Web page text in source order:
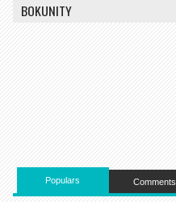
BOKUNITY
Populars Comments